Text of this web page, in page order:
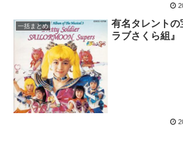
一括まとめ
有名タレントの
ラブさくら組』